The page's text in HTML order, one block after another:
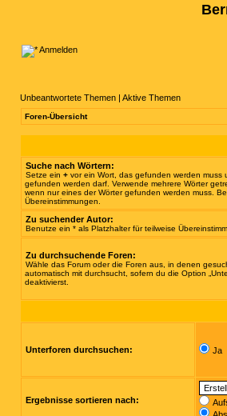
Anmelden
Unbeantwortete Themen | Aktive Themen
Foren-Übersicht
Suche nach Wörtern:
Setze ein + vor ein Wort, das gefunden werden muss
gefunden werden darf. Verwende mehrere Wörter
wenn nur eines der Wörter gefunden werden muss.
Übereinstimmungen.
Zu suchender Autor:
Benutze ein * als Platzhalter für teilweise
Zu durchsuchende Foren:
Wähle das Forum oder die Foren aus, in denen
automatisch mit durchsucht, sofern du die Option
deaktivierst.
Unterforen durchsuchen: Ja
Ergebnisse sortieren nach: